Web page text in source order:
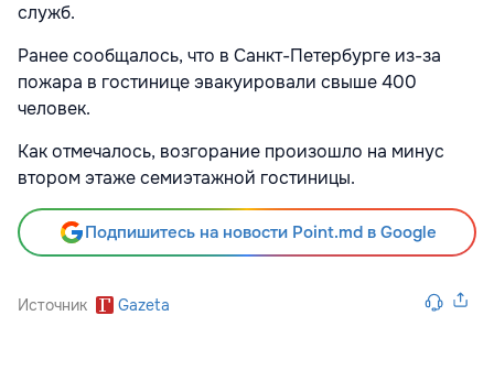
служб.
Ранее сообщалось, что в Санкт-Петербурге из-за
пожара в гостинице эвакуировали свыше 400
человек.
Как отмечалось, возгорание произошло на минус
втором этаже семиэтажной гостиницы.
Подпишитесь на новости Point.md в Google
Источник Gazeta